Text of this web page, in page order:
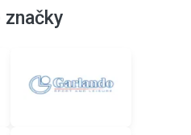
značky